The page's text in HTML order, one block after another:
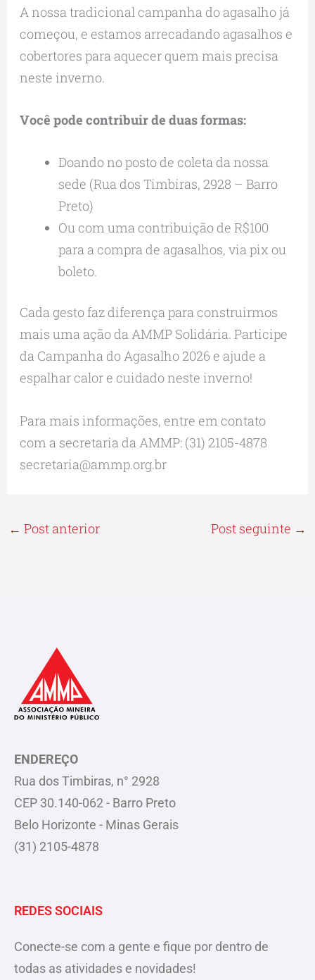
A nossa tradicional campanha do agasalho já
começou, e estamos arrecadando agasalhos e
cobertores para aquecer quem mais precisa
neste inverno.
Você pode contribuir de duas formas:
Doando no posto de coleta da nossa
sede (Rua dos Timbiras, 2928 – Barro
Preto)
Ou com uma contribuição de R$100
para a compra de agasalhos, via pix ou
boleto.
Cada gesto faz diferença para construirmos
mais uma ação da AMMP Solidária. Participe
da Campanha do Agasalho 2026 e ajude a
espalhar calor e cuidado neste inverno!
Para mais informações, entre em contato
com a secretaria da AMMP: (31) 2105-4878
secretaria@ammp.org.br
← Post anterior Post seguinte →
ENDEREÇO
Rua dos Timbiras, n° 2928
CEP 30.140-062 - Barro Preto
Belo Horizonte - Minas Gerais
(31) 2105-4878
REDES SOCIAIS
Conecte-se com a gente e fique por dentro de
todas as atividades e novidades!